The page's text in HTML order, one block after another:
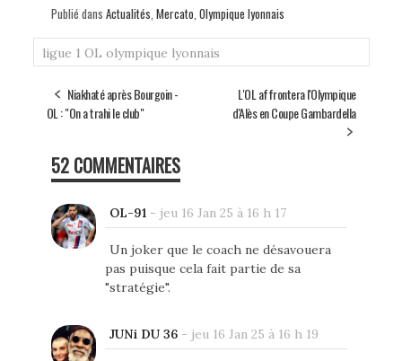
Publié dans Actualités, Mercato, Olympique lyonnais
ligue 1 OL olympique lyonnais
Niakhaté après Bourgoin -
OL : "On a trahi le club"
L'OL affrontera l'Olympique
d'Alès en Coupe Gambardella
52 COMMENTAIRES
OL-91 - jeu 16 Jan 25 à 16 h 17
Un joker que le coach ne désavouera
pas puisque cela fait partie de sa
"stratégie".
JUNi DU 36- jeu 16 Jan 25 à 16 h 19